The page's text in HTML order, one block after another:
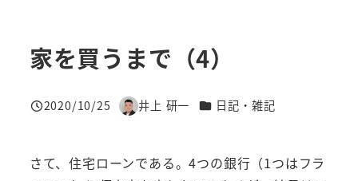
家を買うまで（4）
投稿日
2020/10/25
著
井上 研一 カテゴリー
日記・雑記
さて、住宅ローンである。4つの銀行（1つはフラ